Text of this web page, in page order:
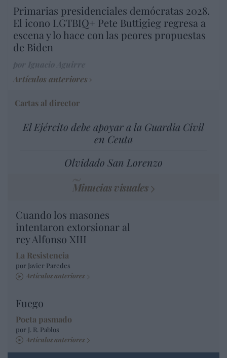
Primarias presidenciales demócratas 2028.
El icono LGTBIQ+ Pete Buttigieg regresa a
escena y lo hace con las peores propuestas
de Biden
Artículos anteriores
Cartas al director
El Ejército debe apoyar a la Guardia Civil
en Ceuta
Olvidado San Lorenzo
Minucias visuales
Cuando los masones
intentaron extorsionar al
rey Alfonso XIII
La Resistencia
por Javier Paredes
Artículos anteriores
Fuego
Poeta pasmado
por J. R. Pablos
Artículos anteriores